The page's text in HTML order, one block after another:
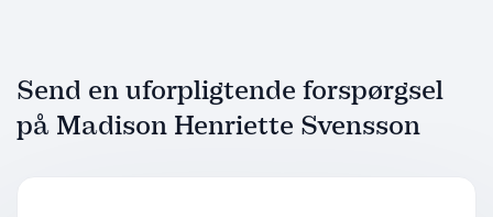
Send en uforpligtende forspørgsel
på Madison Henriette Svensson